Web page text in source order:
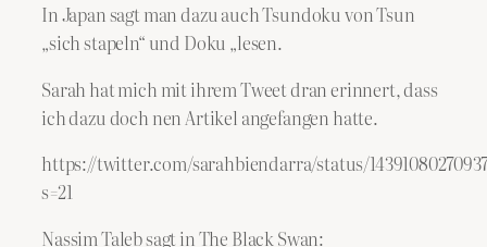
In Japan sagt man dazu auch Tsundoku von Tsun
„sich stapeln“ und Doku „lesen.
Sarah hat mich mit ihrem Tweet dran erinnert, dass
ich dazu doch nen Artikel angefangen hatte.
https://twitter.com/sarahbiendarra/status/
s=21
Nassim Taleb sagt in The Black Swan: